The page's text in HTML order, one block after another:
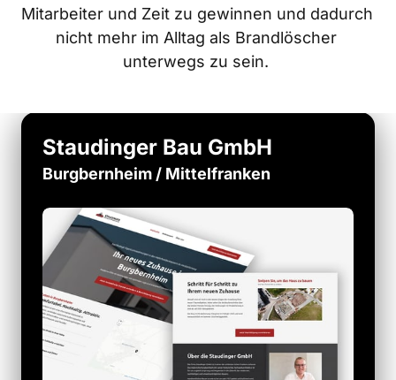
Mitarbeiter und Zeit zu gewinnen und dadurch
nicht mehr im Alltag als Brandlöscher
unterwegs zu sein.
Staudinger Bau GmbH
Burgbernheim / Mittelfranken